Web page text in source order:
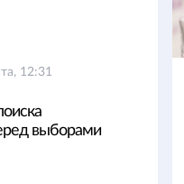
12:31
выборами